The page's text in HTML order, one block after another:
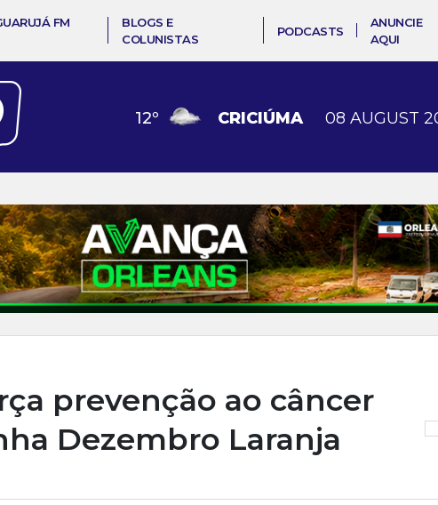
FM
BLOGS E
COLUNISTAS
PODCASTS
ANUNCIE
AQUI
12º CRICIÚMA 08 AUGUST
prevenção ao câncer
Dezembro Laranja